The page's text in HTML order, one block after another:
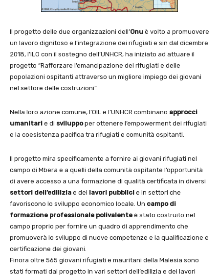
Il progetto delle due organizzazioni dell’Onu è volto a promuovere
un lavoro dignitoso e l’integrazione dei rifugiati e sin dal dicembre
2018, l’ILO con il sostegno dell’UNHCR, ha iniziato ad attuare il
progetto “Rafforzare l’emancipazione dei rifugiati e delle
popolazioni ospitanti attraverso un migliore impiego dei giovani
nel settore delle costruzioni”.
Nella loro azione comune, l’OIL e l’UNHCR combinano approcci
umanitari e di sviluppoper ottenere l’empowerment dei rifugiati
e la coesistenza pacifica tra rifugiati e comunità ospitanti.
Il progetto mira specificamente a fornire ai giovani rifugiati nel
campo di Mbera e a quelli della comunità ospitante l’opportunità
di avere accesso a una formazione di qualità certificata in diversi
settori dell’edilizia e dei lavori pubblici e in settori che
favoriscono lo sviluppo economico locale. Un campo di
formazione professionale polivalente è stato costruito nel
campo proprio per fornire un quadro di apprendimento che
promuoverà lo sviluppo di nuove competenze e la qualificazione e
certificazione dei giovani.
Finora oltre 565 giovani rifugiati e mauritani della Malesia sono
stati formati dal progetto in vari settori dell’edilizia e dei lavori